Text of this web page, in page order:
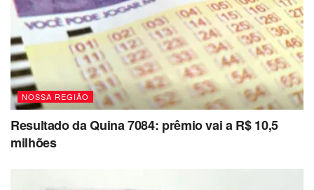
NOSSA REGIÃO
Resultado da Quina 7084: prêmio vai a R$ 10,5
milhões